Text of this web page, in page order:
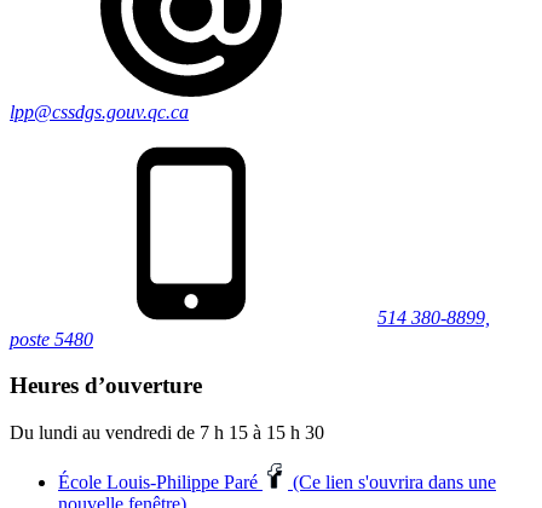
lpp@cssdgs.gouv.qc.ca
514 380-8899,
poste 5480
Heures d’ouverture
Du lundi au vendredi de 7 h 15 à 15 h 30
École Louis-Philippe Paré
(Ce lien s'ouvrira dans une
nouvelle fenêtre)